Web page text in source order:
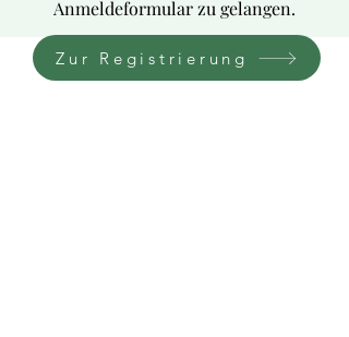
Anmeldeformular zu gelangen.
Zur Registrierung